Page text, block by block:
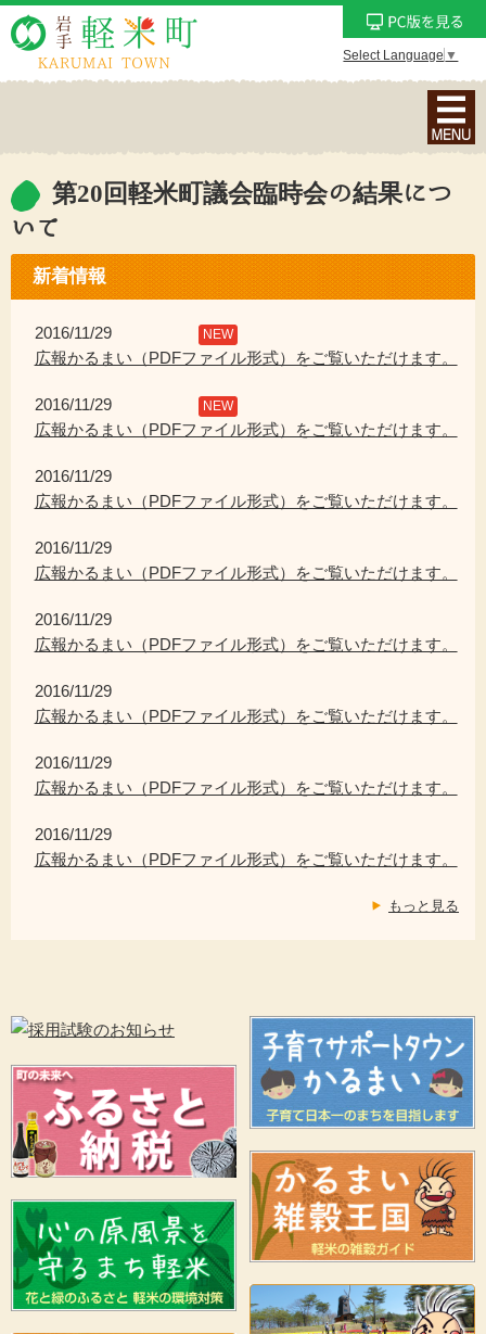
Select Language ▼
ナ
ビ
ー
ン
メ
表
第20回軽米町議会臨時会の結果につ
いて
新着情報
2016/11/29 NEW
広報かるまい（PDFファイル形式）をご覧いただけます。
2016/11/29 NEW
広報かるまい（PDFファイル形式）をご覧いただけます。
2016/11/29
広報かるまい（PDFファイル形式）をご覧いただけます。
2016/11/29
広報かるまい（PDFファイル形式）をご覧いただけます。
2016/11/29
広報かるまい（PDFファイル形式）をご覧いただけます。
2016/11/29
広報かるまい（PDFファイル形式）をご覧いただけます。
2016/11/29
広報かるまい（PDFファイル形式）をご覧いただけます。
2016/11/29
広報かるまい（PDFファイル形式）をご覧いただけます。
もっと見る